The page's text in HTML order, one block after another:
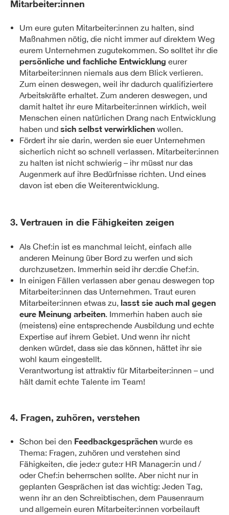
Mitarbeiter:innen
Um eure guten Mitarbeiter:innen zu halten, sind
Maßnahmen nötig, die nicht immer auf direktem Weg
eurem Unternehmen zugutekommen. So solltet ihr die
persönliche und fachliche Entwicklung eurer
Mitarbeiter:innen niemals aus dem Blick verlieren.
Zum einen deswegen, weil ihr dadurch qualifiziertere
Arbeitskräfte erhaltet. Zum anderen deswegen, und
damit haltet ihr eure Mitarbeiter:innen wirklich, weil
Menschen einen natürlichen Drang nach Entwicklung
haben und sich selbst verwirklichenwollen.
Fördert ihr sie darin, werden sie euer Unternehmen
sicherlich nicht so schnell verlassen. Mitarbeiter:innen
zu halten ist nicht schwierig – ihr müsst nur das
Augenmerk auf ihre Bedürfnisse richten. Und eines
davon ist eben die Weiterentwicklung.
3. Vertrauen in die Fähigkeiten zeigen
Als Chef:in ist es manchmal leicht, einfach alle
anderen Meinung über Bord zu werfen und sich
durchzusetzen. Immerhin seid ihr der:die Chef:in.
In einigen Fällen verlassen aber genau deswegen top
Mitarbeiter:innen das Unternehmen. Traut euren
Mitarbeiter:innen etwas zu, lasst sie auch mal gegen
eure Meinung arbeiten. Immerhin haben auch sie
(meistens) eine entsprechende Ausbildung und echte
Expertise auf ihrem Gebiet. Und wenn ihr nicht
denken würdet, dass sie das können, hättet ihr sie
wohl kaum eingestellt.
Verantwortung ist attraktiv für Mitarbeiter:innen – und
hält damit echte Talente im Team!
4. Fragen, zuhören, verstehen
Schon bei den Feedbackgesprächenwurde es
Thema: Fragen, zuhören und verstehen sind
Fähigkeiten, die jede:r gute:r HR Manager:in und /
oder Chef:in beherrschen sollte. Aber nicht nur in
geplanten Gesprächen ist das wichtig: Jeden Tag,
wenn ihr an den Schreibtischen, dem Pausenraum
und allgemein euren Mitarbeiter:innen vorbeilauft